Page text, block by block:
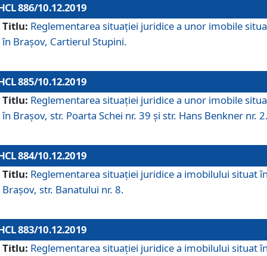
886/10.12.2019
Titlu: Reglementarea situaţiei juridice a unor imobile
în Braşov, Cartierul Stupini.
885/10.12.2019
Titlu: Reglementarea situației juridice a unor imobile
în Brașov, str. Poarta Schei nr. 39 și str. Hans Benkner nr.
884/10.12.2019
Titlu: Reglementarea situației juridice a imobilului situat
Brașov, str. Banatului nr. 8.
883/10.12.2019
Titlu: Reglementarea situației juridice a imobilului situat